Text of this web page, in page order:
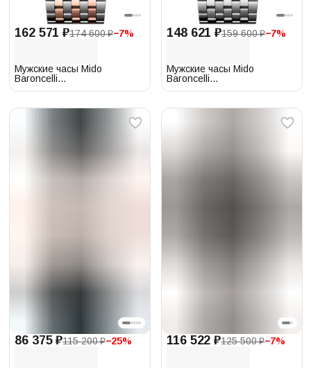
162 571 ₽174 600 ₽−7%
Мужские часы Mido
Baroncelli
148 621 ₽159 600 ₽−7%
Мужские часы Mido
Baroncelli
86 375 ₽115 200 ₽−25% 116 522 ₽125 500 ₽−7%